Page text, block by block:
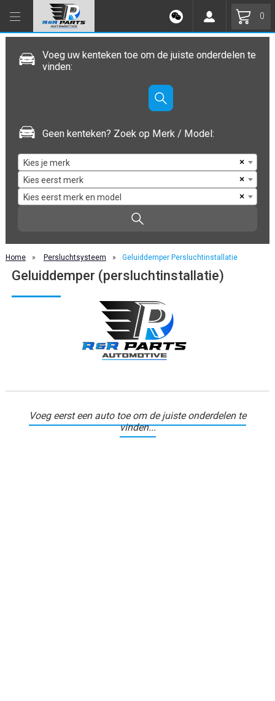
0
Voeg uw kenteken toe om de juiste onderdelen te
vinden:
Geen kenteken? Zoek op Merk / Model:
×
Kies je merk
×
Kies eerst merk
×
Kies eerst merk en model
Home » Persluchtsysteem » Geluiddemper Persluchtinstallatie
Geluiddemper (persluchtinstallatie)
Voeg eerst een auto toe om de juiste onderdelen te
vinden...